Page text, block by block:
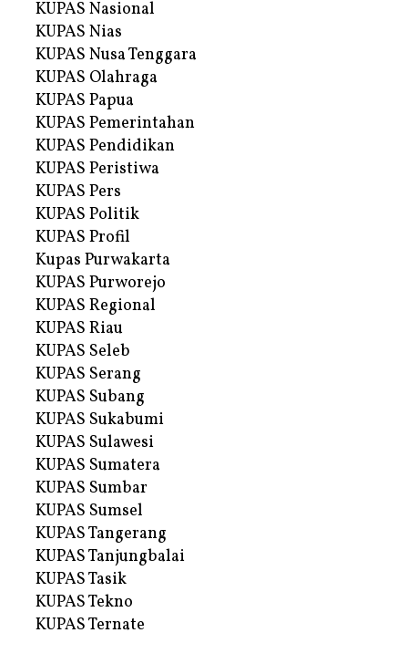
KUPAS Nasional
KUPAS Nias
KUPAS Nusa Tenggara
KUPAS Olahraga
KUPAS Papua
KUPAS Pemerintahan
KUPAS Pendidikan
KUPAS Peristiwa
KUPAS Pers
KUPAS Politik
KUPAS Profil
Kupas Purwakarta
KUPAS Purworejo
KUPAS Regional
KUPAS Riau
KUPAS Seleb
KUPAS Serang
KUPAS Subang
KUPAS Sukabumi
KUPAS Sulawesi
KUPAS Sumatera
KUPAS Sumbar
KUPAS Sumsel
KUPAS Tangerang
KUPAS Tanjungbalai
KUPAS Tasik
KUPAS Tekno
KUPAS Ternate